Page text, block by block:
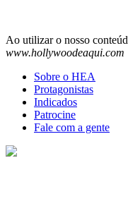
Ao utilizar o nosso
www.hollywoodeaqui.com
Sobre o HEA
Protagonistas
Indicados
Patrocine
Fale com a gente